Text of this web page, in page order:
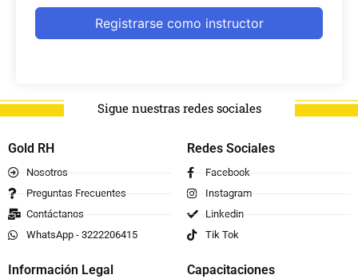
Registrarse como instructor
Sigue nuestras redes sociales
Gold RH
Nosotros
Preguntas Frecuentes
Contáctanos
WhatsApp - 3222206415
Redes Sociales
Facebook
Instagram
Linkedin
Tik Tok
Información Legal Capacitaciones